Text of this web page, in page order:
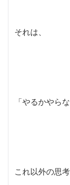
それは、
「やるかやら
これ以外の思